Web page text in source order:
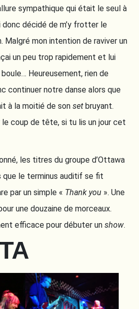
sympathique qui était le seul à
donc décidé de m’y frotter le
Malgré mon intention de raviver un
un peu trop rapidement et lui
Heureusement, rien de
continuer notre danse alors que
à la moitié de son set bruyant.
le coup de tête, si tu lis un jour cet
les titres du groupe d’Ottawa
le terminus auditif se fit
par un simple « Thank you ». Une
une douzaine de morceaux.
efficace pour débuter un show.